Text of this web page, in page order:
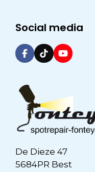
Social media
De Dieze 47
5684PR Best